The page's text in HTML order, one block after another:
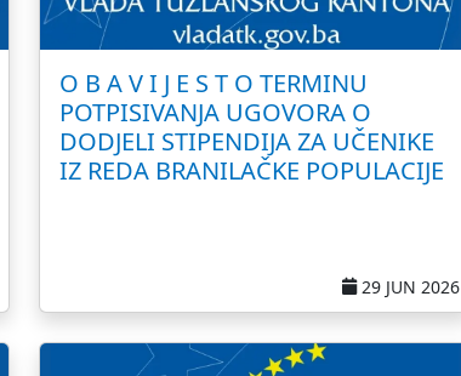
O B A V I J E S T O TERMINU
POTPISIVANJA UGOVORA O
DODJELI STIPENDIJA ZA UČENIKE
IZ REDA BRANILAČKE POPULACIJE
29 JUN 2026